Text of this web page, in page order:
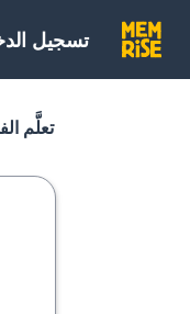
تسجيل
تعلَّم